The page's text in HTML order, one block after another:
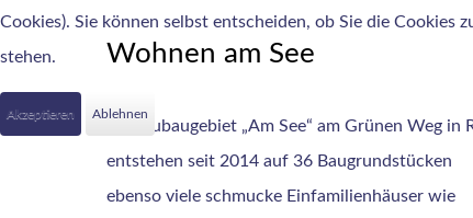
Wohnen am See
Im Neubaugebiet „Am See“ am Grünen Weg in
entstehen seit 2014 auf 36 Baugrundstücken
ebenso viele schmucke Einfamilienhäuser wie
Cookies). Sie können selbst entscheiden, ob Sie die
stehen.
Akzeptieren Ablehnen